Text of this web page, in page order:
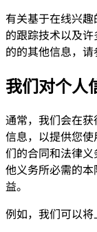
有关基于在线兴
的跟踪技术以及
的的其他信息，
我们对个人
通常，我们会在
信息，以提供您
们的合同和法律
他义务所必需的
益。
例如，我们可以将